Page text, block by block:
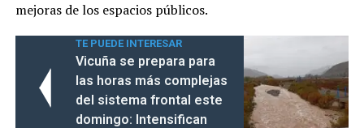
mejoras de los espacios públicos.
TE PUEDE INTERESAR
Vicuña se prepara para
las horas más complejas
del sistema frontal este
domingo: Intensifican